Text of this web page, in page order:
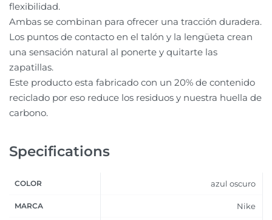
flexibilidad.
Ambas se combinan para ofrecer una tracción duradera.
Los puntos de contacto en el talón y la lengüeta crean
una sensación natural al ponerte y quitarte las
zapatillas.
Este producto esta fabricado con un 20% de contenido
reciclado por eso reduce los residuos y nuestra huella de
carbono.
Specifications
COLOR azul oscuro
MARCA Nike